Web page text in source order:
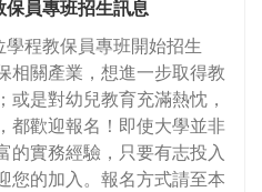
員專班招生訊息
程教保員專班開始招生
相關產業，想進一步取得教
是對幼兒教育充滿熱忱，
都歡迎報名！即使大學並非
的實務經驗，只要有志投入
您的加入。報名方式請至本